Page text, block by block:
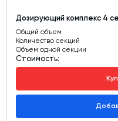
Дозирующий комплекс 4
Общий объем
Количество секций
Объем одной секции
Стоимость: